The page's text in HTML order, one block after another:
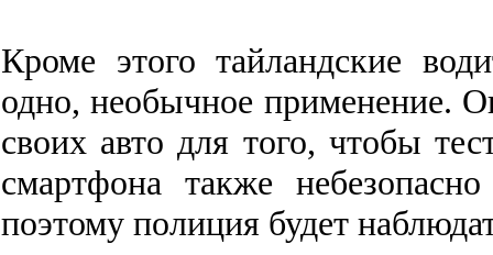
Кроме этого тайландские
одно,необычное применение.
своих авто для того, чтобы
смартфона
также
небезопасно
поэтому полиция будет